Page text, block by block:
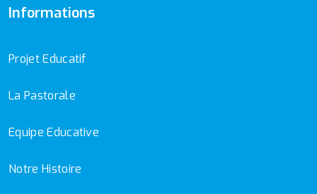
Informations
Projet Educatif
La Pastorale
Equipe Educative
Notre Histoire